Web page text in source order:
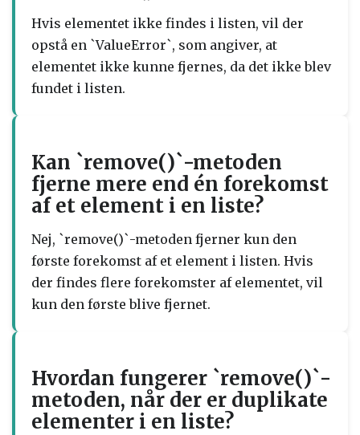
Hvis elementet ikke findes i listen, vil der
opstå en `ValueError`, som angiver, at
elementet ikke kunne fjernes, da det ikke blev
fundet i listen.
Kan `remove()`-metoden
fjerne mere end én forekomst
af et element i en liste?
Nej, `remove()`-metoden fjerner kun den
første forekomst af et element i listen. Hvis
der findes flere forekomster af elementet, vil
kun den første blive fjernet.
Hvordan fungerer `remove()`-
metoden, når der er duplikate
elementer i en liste?